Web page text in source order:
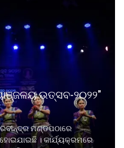
ଉତ୍ସବ-୨୦୨୨"
ମଣ୍ଡପଠାରେ
। କାର୍ଯ୍ୟକ୍ରମରେ